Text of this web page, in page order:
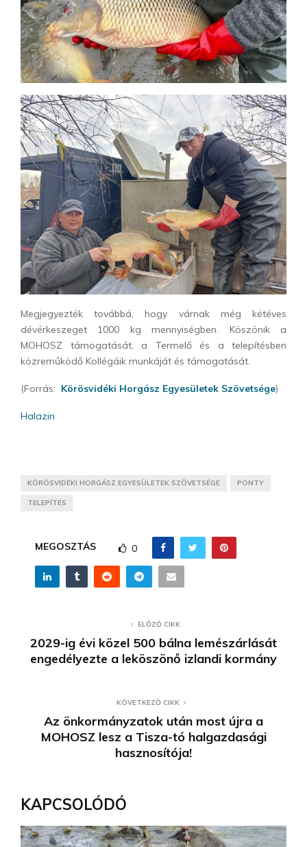
Megjegyezték továbbá, hogy várnak még kétéves
dévérkeszeget 1000 kg mennyiségben. Köszönik a
MOHOSZ támogatását, a Termelő és a telepítésben
közreműködő Kollégáik munkáját és támogatását.
(Forrás: Körösvidéki Horgász Egyesületek Szövetsége)
Halazin
KÖRÖSVIDÉKI HORGÁSZ EGYESÜLETEK SZÖVETSÉGE PONTY
TELEPÍTÉS
MEGOSZTÁS 0
ELŐZŐ CIKK
2029-ig évi közel 500 bálna lemészárlását
engedélyezte a leköszönő izlandi kormány
KÖVETKEZŐ CIKK
Az önkormányzatok után most újra a
MOHOSZ lesz a Tisza-tó halgazdasági
hasznosítója!
KAPCSOLÓDÓ